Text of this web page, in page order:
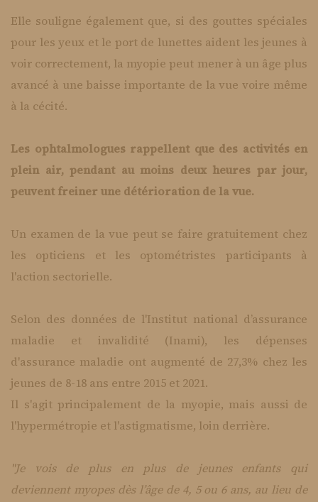
Elle souligne également que, si des gouttes spéciales
pour les yeux et le port de lunettes aident les jeunes à
voir correctement, la myopie peut mener à un âge plus
avancé à une baisse importante de la vue voire même
à la cécité.
Les ophtalmologues rappellent que des activités en
plein air, pendant au moins deux heures par jour,
peuvent freiner une détérioration de la vue.
Un examen de la vue peut se faire gratuitement chez
les opticiens et les optométristes participants à
l'action sectorielle.
Selon des données de l'Institut national d’assurance
maladie et invalidité (Inami), les dépenses
d'assurance maladie ont augmenté de 27,3% chez les
jeunes de 8-18 ans entre 2015 et 2021.
Il s'agit principalement de la myopie, mais aussi de
l'hypermétropie et l'astigmatisme, loin derrière.
"Je vois de plus en plus de jeunes enfants qui
deviennent myopes dès l’âge de 4, 5 ou 6 ans, au lieu de